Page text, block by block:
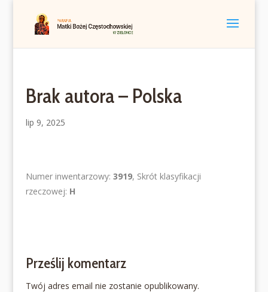
Brak autora – Polska
lip 9, 2025
Numer inwentarzowy: 3919, Skrót klasyfikacji
rzeczowej: H
Prześlij komentarz
Twój adres email nie zostanie opublikowany.